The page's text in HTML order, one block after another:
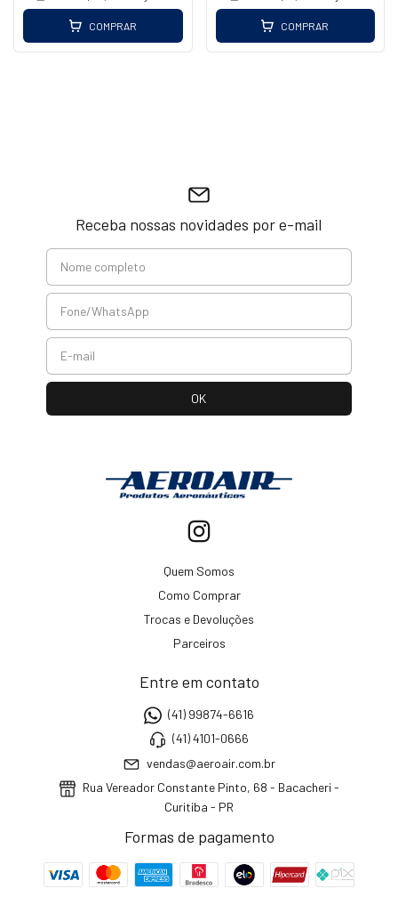
COMPRAR COMPRAR
Receba nossas novidades por e-mail
Quem Somos
Como Comprar
Trocas e Devoluções
Parceiros
Entre em contato
(41) 99874-6616
(41) 4101-0666
vendas@aeroair.com.br
Rua Vereador Constante Pinto, 68 - Bacacheri -
Curitiba - PR
Formas de pagamento